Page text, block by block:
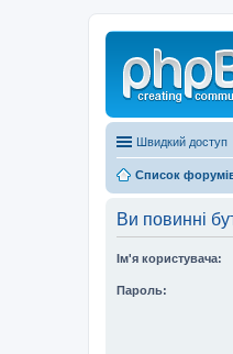
Швидкий доступ
Список
Ви повинні
Ім'я користувача:
Пароль: